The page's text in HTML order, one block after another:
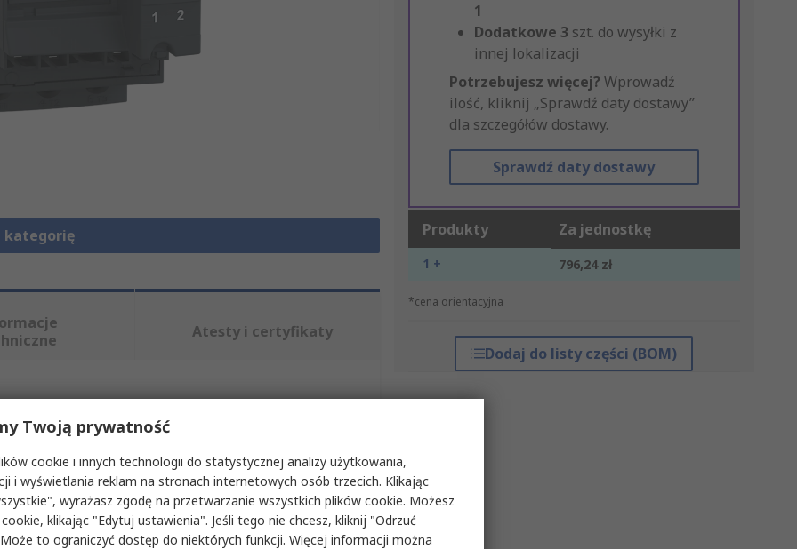
kategorię
1
Dodatkowe 3 szt. do wysyłki z
innej lokalizacji
Potrzebujesz więcej? Wprowadź
ilość, kliknij „Sprawdź daty dostawy”
dla szczegółów dostawy.
Sprawdź daty dostawy
Produkty Za jednostkę
1 + 796,24 zł
*cena orientacyjna
Dodaj do listy części (BOM)
Atesty i certyfikaty
wybierając jeden lub więcej atrybutów.
Schneider Electric
Blok zwrotny stycznika
Twoją prywatność
cookie i innych technologii do statystycznej analizy użytkowania,
i wyświetlania reklam na stronach internetowych osób trzecich. Klikając
wyrażasz zgodę na przetwarzanie wszystkich plików cookie. Możesz
klikając "Edytuj ustawienia". Jeśli tego nie chcesz, kliknij "Odrzuć
to ograniczyć dostęp do niektórych funkcji. Więcej informacji można